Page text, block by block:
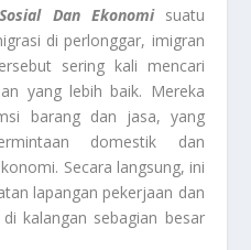
Dan Ekonomisuatu
di perlonggar, imigran
sering kali mencari
yang lebih baik. Mereka
barang dan jasa, yang
domestik dan
Secara langsung, ini
lapangan pekerjaan dan
kalangan sebagian besar